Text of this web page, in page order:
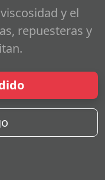
y el
repuesteras y